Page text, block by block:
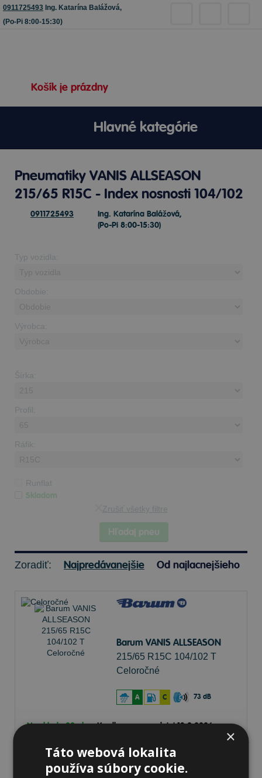
0911725493 Ing. Katarína Balážová,
(Po-Pi 8:00-15:30)
Košík je prázdny
Hlavné kategórie
Pneumatiky VANIS ALLSEASON
215/65 R15C - Index nosnosti 104/102
0911725493
Ing. Katarína Balážová,
(Po-Pi 8:00-15:30)
Typ vozidla:
Obdobie:
Výrobca:
Šírka:
Profil:
Ráfik:
Runflat
Skladom
Zrušiť všetky filtre
Hľadaj pneu
Zoradiť: Najpredávanejšie Od najlacnejšieho
Barum VANIS ALLSEASON
215/65 R15C 104/102 T
Celoročné
A C 73 dB
Na sklade 20+ ks-K odberu na predajni 13.8.2026
105,53 €
×
Táto webová lokalita
používa súbory cookie.